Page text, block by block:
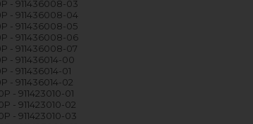
- 911436008-03
- 911436008-04
- 911436008-05
- 911436008-06
- 911436008-07
- 911436014-00
- 911436014-01
- 911436014-02
- 911423010-01
- 911423010-02
- 911423010-03